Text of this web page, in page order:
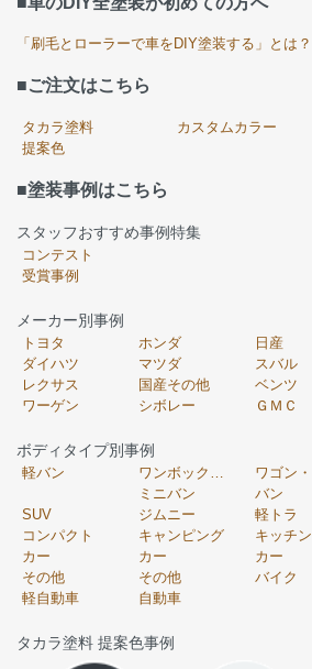
「刷毛とローラーで車をDIY塗装する」とは？
■ご注文はこちら
タカラ塗料
提案色
カスタムカラー
■塗装事例はこちら
スタッフおすすめ事例特集
コンテスト
受賞事例
メーカー別事例
トヨタ ホンダ 日産
ダイハツ
マツダ スバル
レクサス
国産その他 ベンツ
ワーゲン
シボレー ＧＭＣ
ボディタイプ別事例
軽バン
ミニバン
ワゴン・
バン
SUV
ジムニー 軽トラ
コンパクト
カー
キャンピング
カー
キッチン
カー
その他
軽自動車
その他
自動車
バイク
タカラ塗料 提案色事例